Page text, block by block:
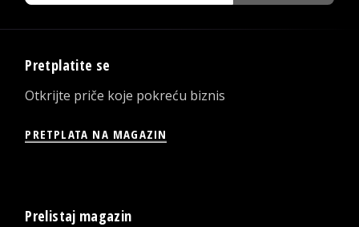
Pretplatite se
Otkrijte priče koje pokreću biznis
PRETPLATA NA MAGAZIN
Prelistaj magazin